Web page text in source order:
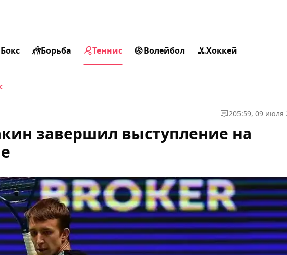
Бокс Борьба Теннис Волейбол Хоккей
205:59, 09 июля
завершил выступление на